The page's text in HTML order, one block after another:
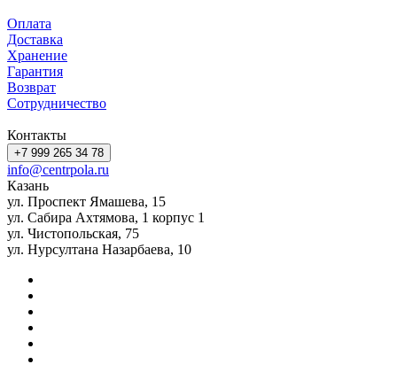
Оплата
Доставка
Хранение
Гарантия
Возврат
Сотрудничество
Контакты
+7 999 265 34 78
info@centrpola.ru
Казань
ул. Проспект Ямашева, 15
ул. Сабира Ахтямова, 1 корпус 1
ул. Чистопольская, 75
ул. Нурсултана Назарбаева, 10